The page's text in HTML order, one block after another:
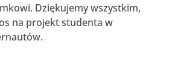
Dziękujemy wszystkim,
na projekt studenta w